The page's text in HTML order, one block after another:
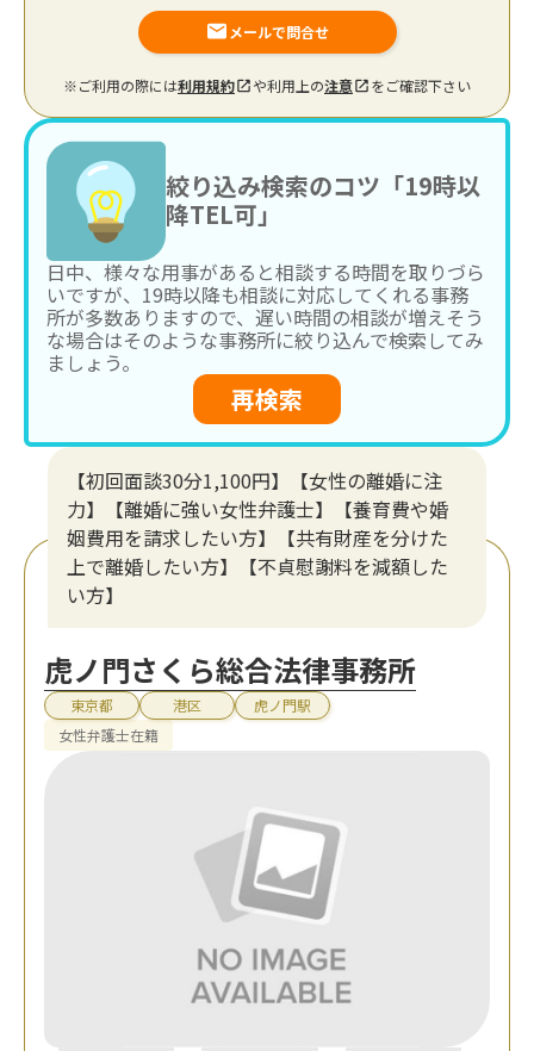
メールで問合せ
※ご利用の際には利用規約 や利用上の注意 をご確認下さい
絞り込み検索のコツ「19時以
降TEL可」
日中、様々な用事があると相談する時間を取りづら
いですが、19時以降も相談に対応してくれる事務
所が多数ありますので、遅い時間の相談が増えそう
な場合はそのような事務所に絞り込んで検索してみ
ましょう。
再検索
【初回面談30分1,100円】【女性の離婚に注
力】【離婚に強い女性弁護士】【養育費や婚
姻費用を請求したい方】【共有財産を分けた
上で離婚したい方】【不貞慰謝料を減額した
い方】
虎ノ門さくら総合法律事務所
東京都 港区
虎ノ門駅
女性弁護士在籍